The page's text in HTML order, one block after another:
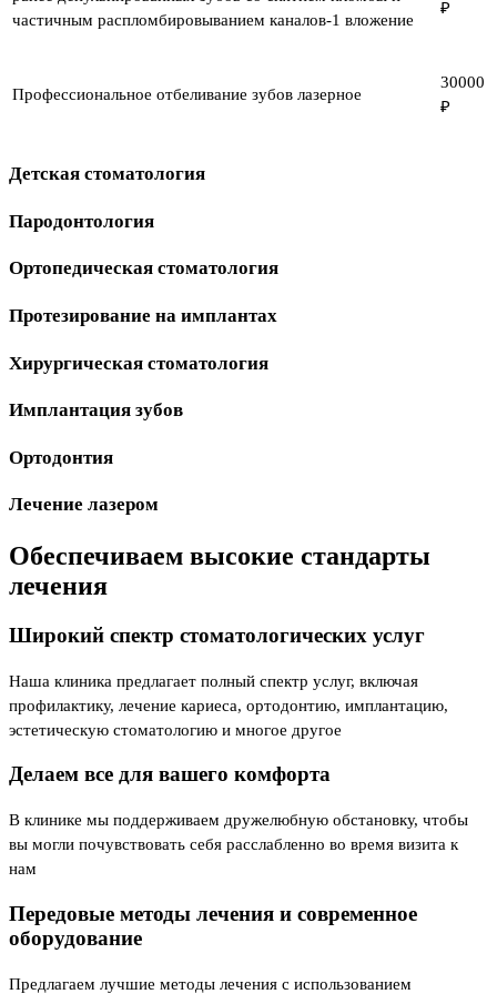
частичным распломбировыванием каналов-1 вложение
₽
Профессиональное отбеливание зубов лазерное
30000
₽
Детская стоматология
Пародонтология
Ортопедическая стоматология
Протезирование на имплантах
Хирургическая стоматология
Имплантация зубов
Ортодонтия
Лечение лазером
Обеспечиваем высокие стандарты
лечения
Широкий спектр стоматологических услуг
Наша клиника предлагает полный спектр услуг, включая
профилактику, лечение кариеса, ортодонтию, имплантацию,
эстетическую стоматологию и многое другое
Делаем все для вашего комфорта
В клинике мы поддерживаем дружелюбную обстановку, чтобы
вы могли почувствовать себя расслабленно во время визита к
нам
Передовые методы лечения и современное
оборудование
Предлагаем лучшие методы лечения с использованием